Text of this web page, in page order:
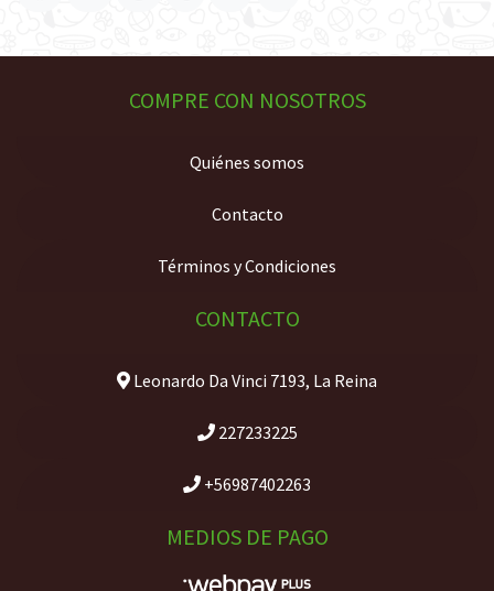
COMPRE CON NOSOTROS
Quiénes somos
Contacto
Términos y Condiciones
CONTACTO
Leonardo Da Vinci 7193, La Reina
227233225
+56987402263
MEDIOS DE PAGO